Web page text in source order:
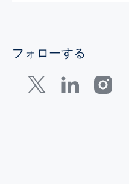
フォローする